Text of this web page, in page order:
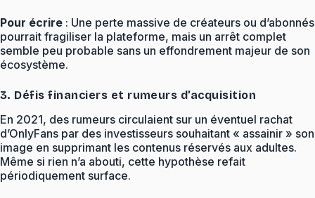
Pour écrire : Une perte massive de créateurs ou d’abonnés
pourrait fragiliser la plateforme, mais un arrêt complet
semble peu probable sans un effondrement majeur de son
écosystème.
3. Défis financiers et rumeurs d’acquisition
En 2021, des rumeurs circulaient sur un éventuel rachat
d’OnlyFans par des investisseurs souhaitant « assainir » son
image en supprimant les contenus réservés aux adultes.
Même si rien n’a abouti, cette hypothèse refait
périodiquement surface.